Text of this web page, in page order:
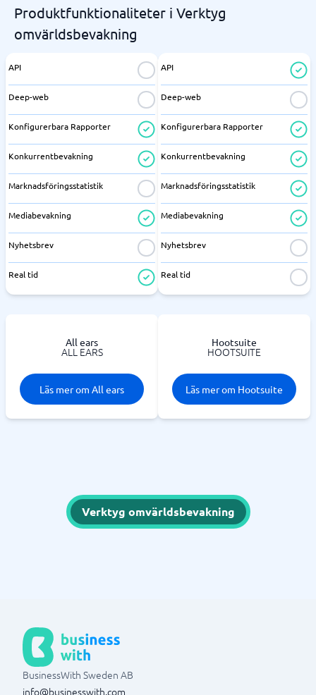
Produktfunktionaliteter i Verktyg
omvärldsbevakning
API
Deep-web
Konfigurerbara Rapporter
Konkurrentbevakning
Marknadsföringsstatistik
Mediabevakning
Nyhetsbrev
Real tid
API
Deep-web
Konfigurerbara Rapporter
Konkurrentbevakning
Marknadsföringsstatistik
Mediabevakning
Nyhetsbrev
Real tid
All ears
ALL EARS
Läs mer om All ears
Hootsuite
HOOTSUITE
Läs mer om Hootsuite
Verktyg omvärldsbevakning
BusinessWith Sweden AB
info@businesswith.com